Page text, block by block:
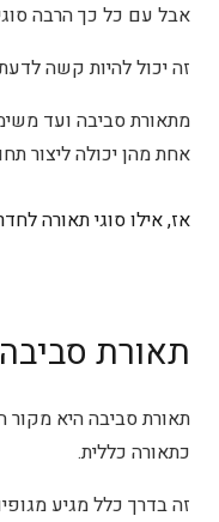
אבל עם כל כך הרבה
זה יכול להיות קשה
מתאורת סביבה ועד
אחת מהן יכולה ליצור
אז, אילו סוגיתאורה
תאורת סביבה
תאורת סביבה היא
כתאורה כללית.
זה בדרך כלל מגיע